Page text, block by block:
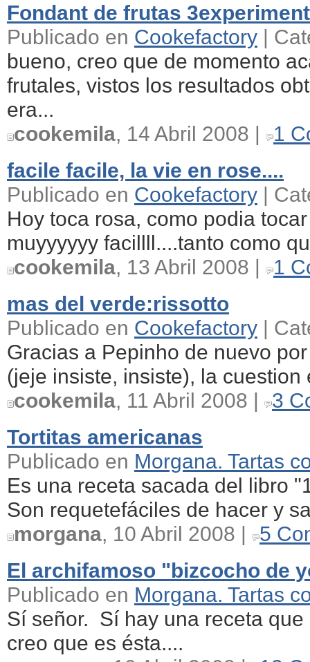
Fondant de frutas
Publicado en Cookefactory |
bueno, creo que de momento
frutales, vistos los resultados
era...
cookemila, 14 Abril 2008 |
1
facile facile, la vie en rose....
Publicado en Cookefactory |
Hoy toca rosa, como podia
muyyyyyy facillll....tanto como
cookemila, 13 Abril 2008 |
1
mas del verde:rissotto
Publicado en Cookefactory |
Gracias a Pepinho de nuevo
(jeje insiste, insiste), la
cookemila, 11 Abril 2008 |
3
Tortitas americanas
Publicado en Morgana. Tartas
Es una receta sacada del libro
Son requetefáciles de hacer y
morgana, 10 Abril 2008 |
5
El archifamoso "bizcocho de
Publicado en Morgana. Tartas
Sí señor. Sí hay una receta
creo que es ésta....